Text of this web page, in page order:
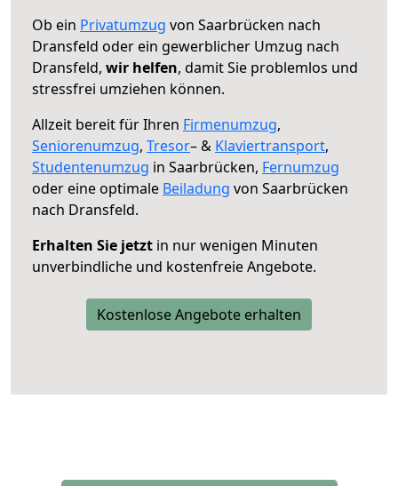
Ob ein Privatumzug von Saarbrücken nach
Dransfeld oder ein gewerblicher Umzug nach
Dransfeld, wir helfen, damit Sie problemlos und
stressfrei umziehen können.
Allzeit bereit für Ihren Firmenumzug,
Seniorenumzug, Tresor– & Klaviertransport,
Studentenumzug in Saarbrücken, Fernumzug
oder eine optimale Beiladung von Saarbrücken
nach Dransfeld.
Erhalten Sie jetzt in nur wenigen Minuten
unverbindliche und kostenfreie Angebote.
Kostenlose Angebote erhalten